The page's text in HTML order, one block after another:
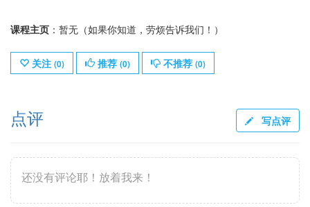
课程主页 ：暂无（如果你知道，劳烦告诉我们！）
关注 (0) 推荐 (0) 不推荐 (0)
点评 写点评
还没有评论耶！放着我来！